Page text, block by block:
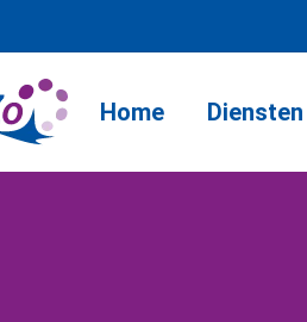
Home Diensten